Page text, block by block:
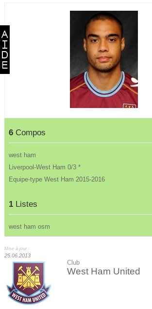
6 Compos
west ham
Liverpool-West Ham 0/3 *
Equipe-type West Ham 2015-2016
1 Listes
west ham osm
Mise à jour :
25.06.2013
Club
West Ham United